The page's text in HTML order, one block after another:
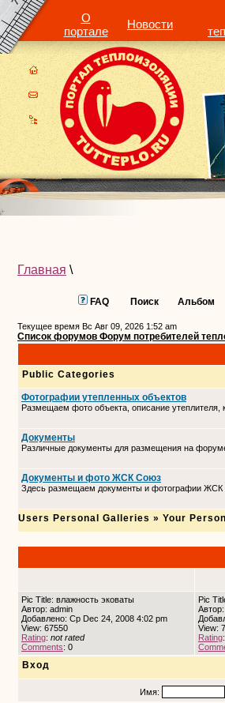
О
портале
Новости
Главная \
FAQ Поиск Альбом
Текущее время Вс Авг 09, 2026 1:52 am
Список форумов Форум потребителей
Public Categories
Фотографии утепленных объектов
Размещаем фото объекта, описание утеплителя,
Документы
Различные документы для размещения на
Документы и фото ЖСК Союз
Здесь размещаем документы и фотографии ЖСК
Users Personal Galleries » Your
Pic Title: влажность эковаты
Автор: admin
Добавлено: Ср Dec 24, 2008 4:02 pm
View: 67550
Rating: not rated
Comments: 0
Pic
View:
Rating:
Вход
Имя: